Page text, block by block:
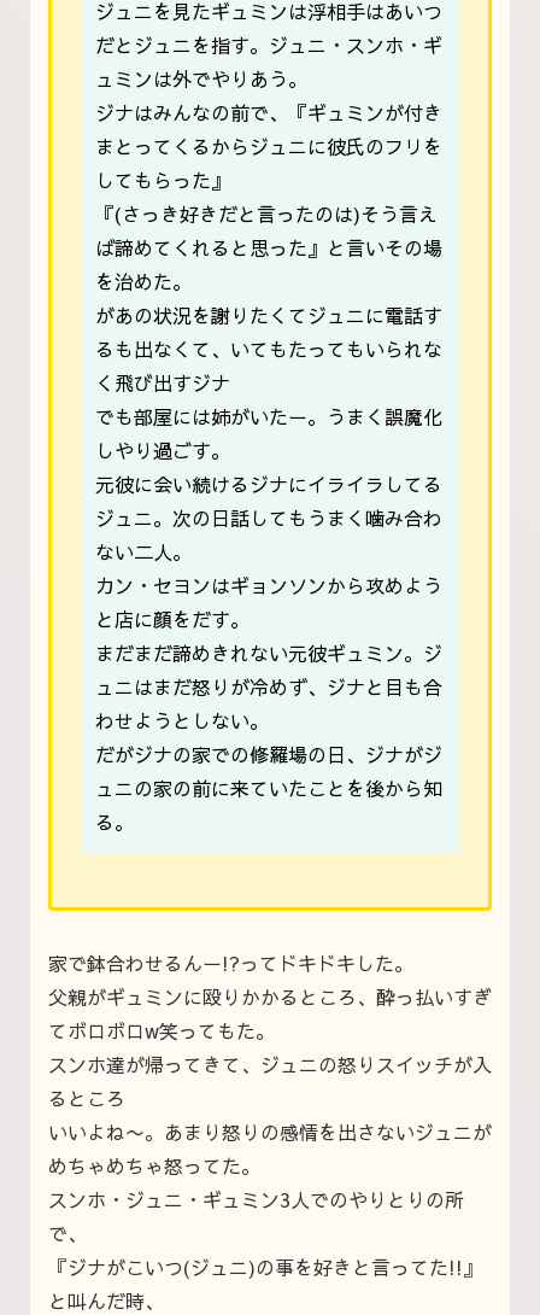
ジュニを見たギュミンは浮相手はあいつ
だとジュニを指す。ジュニ・スンホ・ギ
ュミンは外でやりあう。
ジナはみんなの前で、『ギュミンが付き
まとってくるからジュニに彼氏のフリを
してもらった』
『(さっき好きだと言ったのは)そう言え
ば諦めてくれると思った』と言いその場
を治めた。
があの状況を謝りたくてジュニに電話す
るも出なくて、いてもたってもいられな
く飛び出すジナ
でも部屋には姉がいたー。うまく誤魔化
しやり過ごす。
元彼に会い続けるジナにイライラしてる
ジュニ。次の日話してもうまく噛み合わ
ない二人。
カン・セヨンはギョンソンから攻めよう
と店に顔をだす。
まだまだ諦めきれない元彼ギュミン。ジ
ュニはまだ怒りが冷めず、ジナと目も合
わせようとしない。
だがジナの家での修羅場の日、ジナがジ
ュニの家の前に来ていたことを後から知
る。
家で鉢合わせるんー!?ってドキドキした。
父親がギュミンに殴りかかるところ、酔っ払いすぎ
てボロボロw笑ってもた。
スンホ達が帰ってきて、ジュニの怒りスイッチが入
るところ
いいよね〜。あまり怒りの感情を出さないジュニが
めちゃめちゃ怒ってた。
スンホ・ジュニ・ギュミン3人でのやりとりの所
で、
『ジナがこいつ(ジュニ)の事を好きと言ってた!!』
と叫んだ時、